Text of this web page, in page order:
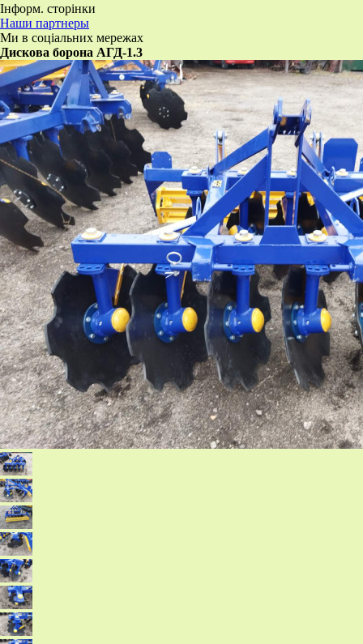
Інформ. сторінки
Наши партнеры
Ми в соціальних мережах
​Дискова борона АГД-1.3